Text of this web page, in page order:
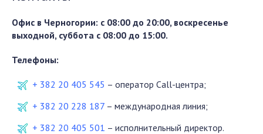
Офис в Черногории: с 08:00 до 20:00, воскресенье
выходной, суббота с 08:00 до 15:00.
Телефоны:
+ 382 20 405 545 – оператор Call-центра;
+ 382 20 228 187 – международная линия;
+ 382 20 405 501 – исполнительный директор.